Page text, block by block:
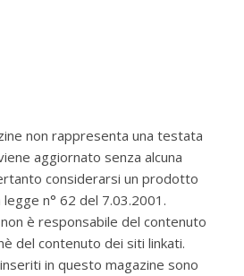
non rappresenta una testata
aggiornato senza alcuna
considerarsi un prodotto
n° 62 del 7.03.2001.
è responsabile del contenuto
del contenuto dei siti linkati.
in questo magazine sono